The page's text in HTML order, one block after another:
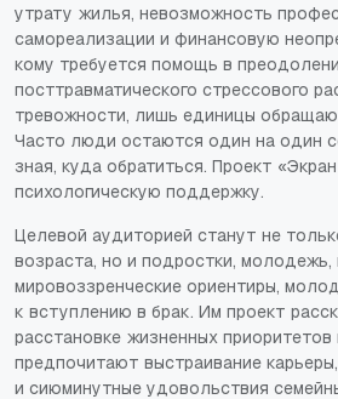
утрату жилья, невозможность
самореализации и финансовую
кому требуется помощь в
посттравматического стрессового
тревожности, лишь единицы
Часто люди остаются один на один
зная, куда обратиться. Проект
психологическую поддержку.
Целевой аудиторией станут не
возраста, но и подростки,
мировоззренческие ориентиры,
к вступлению в брак. Им проект
расстановке жизненных
предпочитают выстраивание
и сиюминутные удовольствия